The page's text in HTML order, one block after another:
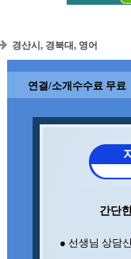
경산시, 경북대, 영어
연결/소개수수료 무료
간단
● 선생님 상담